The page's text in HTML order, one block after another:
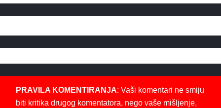
PRAVILA KOMENTIRANJA: Vaši komentari ne smiju
biti kritika drugog komentatora, nego vaše mišljenje,